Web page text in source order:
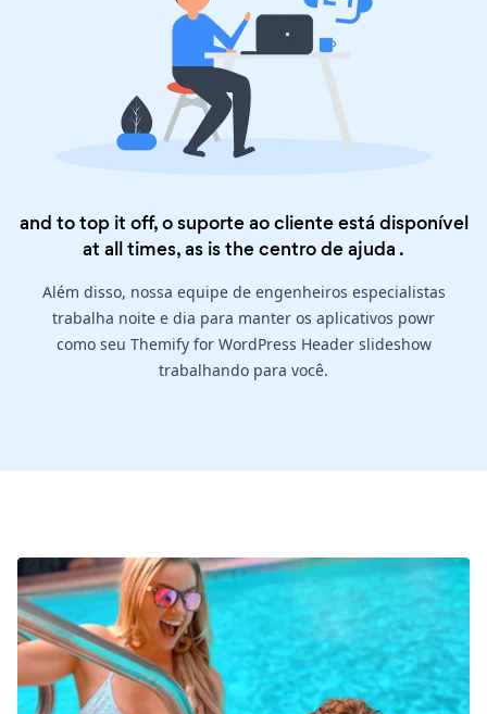
and to top it off, o suporte ao cliente está disponível
at all times, as is thecentro de ajuda .
Além disso, nossa equipe de engenheiros especialistas
trabalha noite e dia para manter os aplicativos powr
como seu Themify for WordPress Header slideshow
trabalhando para você.